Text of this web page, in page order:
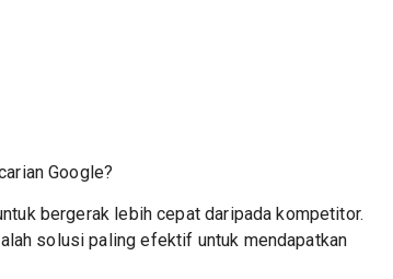
Google?
bergerak lebih cepat daripada kompetitor.
solusi paling efektif untuk mendapatkan